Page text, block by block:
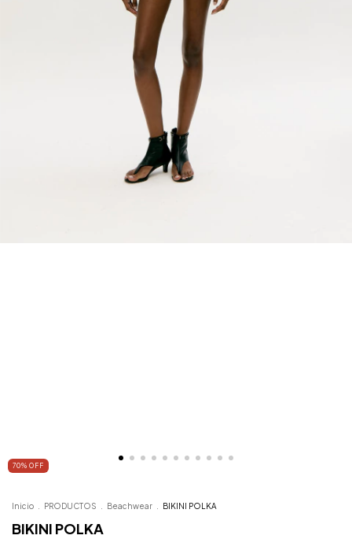
70% OFF
Inicio PRODUCTOS Beachwear BIKINI POLKA
BIKINI POLKA